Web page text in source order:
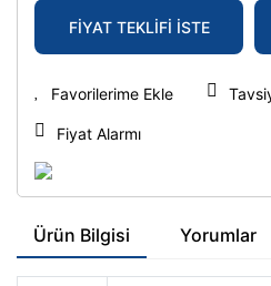
FİYAT TEKLİFİ İSTE
Fiyat Alarmı
Ürün Bilgisi Yorumlar